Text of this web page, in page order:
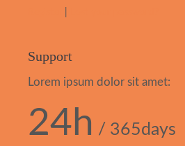
Support
Lorem ipsum dolor sit amet:
24h / 365days